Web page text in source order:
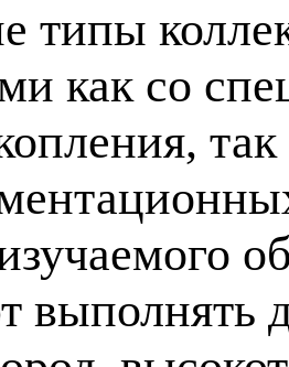
типы
как со
выполнять